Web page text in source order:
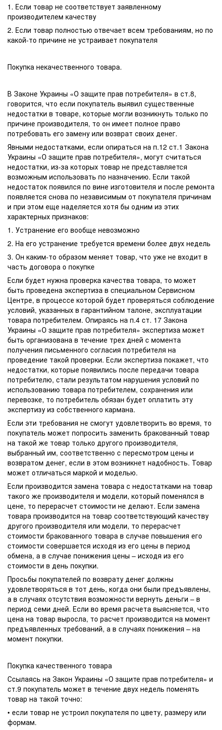
1. Если товар не соответствует заявленному
производителем качеству
2. Если товар полностью отвечает всем требованиям, но по
какой-то причине не устраивает покупателя
Покупка некачественного товара.
В Законе Украины «О защите прав потребителя» в ст.8,
говорится, что если покупатель выявил существенные
недостатки в товаре, которые могли возникнуть только по
причине производителя, то он имеет полное право
потребовать его замену или возврат своих денег.
Явными недостатками, если опираться на п.12 ст.1 Закона
Украины «О защите прав потребителя», могут считаться
недостатки, из-за которых товар не представляется
возможным использовать по назначению. Если такой
недостаток появился по вине изготовителя и после ремонта
появляется снова по независимым от покупателя причинам
и при этом еще наделяется хотя бы одним из этих
характерных признаков:
1. Устранение его вообще невозможно
2. На его устранение требуется времени более двух недель
3. Он каким-то образом меняет товар, что уже не входит в
часть договора о покупке
Если будет нужна проверка качества товара, то может
быть проведена экспертиза в специальном Сервисном
Центре, в процессе которой будет проверяться соблюдение
условий, указанных в гарантийном талоне, эксплуатации
товара потребителем. Опираясь на п.4 ст. 17 Закона
Украины «О защите прав потребителя» экспертиза может
быть организована в течение трех дней с момента
получения письменного согласия потребителя на
проведение такой проверки. Если экспертиза покажет, что
недостатки, которые появились после передачи товара
потребителю, стали результатом нарушения условий по
использованию товара потребителем, сохранения или
перевозке, то потребитель обязан будет оплатить эту
экспертизу из собственного кармана.
Если эти требования не смогут удовлетворить во время, то
покупатель может попросить заменить бракованный товар
на такой же товар только другого производителя,
выбранный им, соответственно с пересмотром цены и
возвратом денег, если в этом возникнет надобность. Товар
может отличаться маркой и моделью.
Если производится замена товара с недостатками на товар
такого же производителя и модели, который поменялся в
цене, то перерасчет стоимости не делают. Если замена
товара производится на товар соответствующий качеству
другого производителя или модели, то перерасчет
стоимости бракованного товара в случае повышения его
стоимости совершается исходя из его цены в период
обмена, а в случае понижения цены – исходя из его
стоимости в день покупки.
Просьбы покупателей по возврату денег должны
удовлетворяться в тот день, когда они были предъявлены,
а в случаях отсутствия возможности вернуть деньги – в
период семи дней. Если во время расчета выясняется, что
цена на товар выросла, то расчет производится на момент
предъявленных требований, а в случаях понижения – на
момент покупки.
Покупка качественного товара
Ссылаясь на Закон Украины «О защите прав потребителя» и
ст.9 покупатель может в течение двух недель поменять
товар на такой точно:
• если товар не устроил покупателя по цвету, размеру или
формам.